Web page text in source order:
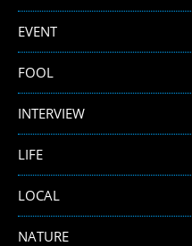
EVENT
FOOL
INTERVIEW
LIFE
LOCAL
NATURE